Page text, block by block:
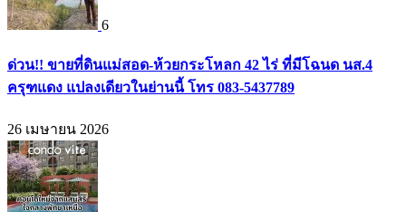
6
ด่วน!! ขายที่ดินแม่สอด-ห้วยกระโหลก 42 ไร่ ที่มีโฉนด นส.4
ครุฑแดง แปลงเดียวในย่านนี้ โทร 083-5437789
26 เมษายน 2026